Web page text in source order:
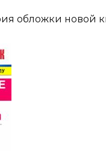
обложки новой